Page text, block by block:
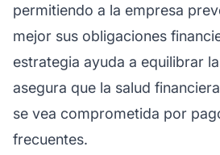
permitiendo a la empresa
mejor sus obligaciones
estrategia ayuda a equilibrar
asegura que la salud
se vea comprometida por
frecuentes.